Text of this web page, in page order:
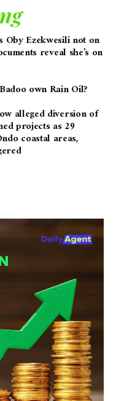
Oby Ezekwesili not on
reveal she’s on
own Rain Oil?
alleged diversion of
projects as 29
coastal areas,